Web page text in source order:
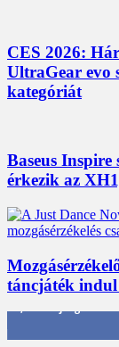
CES 2026:
UltraGear evo
kategóriát
Baseus Inspire
érkezik az
táncjáték indul